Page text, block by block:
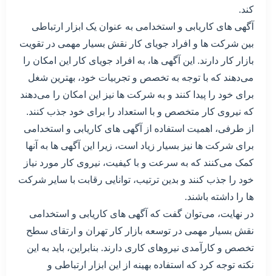
کند.
آگهی های کاریابی و استخدامی به عنوان یک ابزار ارتباطی
بین شرکت ها و افراد جویای کار نقش بسیار مهمی در تقویت
بازار کار دارند. این آگهی ها، به افراد جویای کار این امکان را
می‌دهند که با توجه به تخصص و تجربیات خود، بهترین شغل
برای خود را پیدا کنند و به شرکت ها نیز این امکان را می‌دهند
که نیروی کار متخصص و با استعداد را برای خود جذب کنند.
از طرفی، اهمیت استفاده از آگهی های کاریابی و استخدامی
برای شرکت ها نیز بسیار زیاد است، زیرا این آگهی ها به آنها
کمک می‌کنند که به سرعت و با کیفیت، نیروی کار مورد نیاز
خود را جذب کنند و بدین ترتیب، توانایی رقابت با سایر شرکت
ها را داشته باشند.
در نهایت، می‌توان گفت که آگهی های کاریابی و استخدامی
نقش بسیار مهمی در توسعه بازار کار تهران و ارتقای سطح
تخصص و کارآمدی نیروهای کاری دارند. بنابراین، باید به این
نکته توجه کرد که استفاده بهینه از این ابزار ارتباطی و